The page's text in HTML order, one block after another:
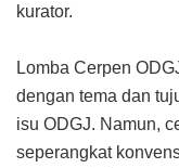
kurator.
Lomba Cerpen
dengan tema dan
isu ODGJ. Namun,
seperangkat